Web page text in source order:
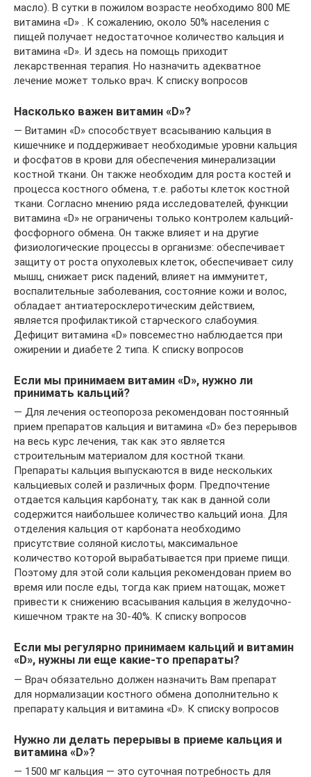
масло). В сутки в пожилом возрасте необходимо 800 МЕ
витамина «D» . К сожалению, около 50% населения с
пищей получает недостаточное количество кальция и
витамина «D». И здесь на помощь приходит
лекарственная терапия. Но назначить адекватное
лечение может только врач. К списку вопросов
Насколько важен витамин «D»?
— Витамин «D» способствует всасыванию кальция в
кишечнике и поддерживает необходимые уровни кальция
и фосфатов в крови для обеспечения минерализации
костной ткани. Он также необходим для роста костей и
процесса костного обмена, т.е. работы клеток костной
ткани. Согласно мнению ряда исследователей, функции
витамина «D» не ограничены только контролем кальций-
фосфорного обмена. Он также влияет и на другие
физиологические процессы в организме: обеспечивает
защиту от роста опухолевых клеток, обеспечивает силу
мышц, снижает риск падений, влияет на иммунитет,
воспалительные заболевания, состояние кожи и волос,
обладает антиатеросклеротическим действием,
является профилактикой старческого слабоумия.
Дефицит витамина «D» повсеместно наблюдается при
ожирении и диабете 2 типа. К списку вопросов
Если мы принимаем витамин «D», нужно ли
принимать кальций?
— Для лечения остеопороза рекомендован постоянный
прием препаратов кальция и витамина «D» без перерывов
на весь курс лечения, так как это является
строительным материалом для костной ткани.
Препараты кальция выпускаются в виде нескольких
кальциевых солей и различных форм. Предпочтение
отдается кальция карбонату, так как в данной соли
содержится наибольшее количество кальций иона. Для
отделения кальция от карбоната необходимо
присутствие соляной кислоты, максимальное
количество которой вырабатывается при приеме пищи.
Поэтому для этой соли кальция рекомендован прием во
время или после еды, тогда как прием натощак, может
привести к снижению всасывания кальция в желудочно-
кишечном тракте на 30-40%. К списку вопросов
Если мы регулярно принимаем кальций и витамин
«D», нужны ли еще какие-то препараты?
— Врач обязательно должен назначить Вам препарат
для нормализации костного обмена дополнительно к
препарату кальция и витамина «D». К списку вопросов
Нужно ли делать перерывы в приеме кальция и
витамина «D»?
— 1500 мг кальция — это суточная потребность для